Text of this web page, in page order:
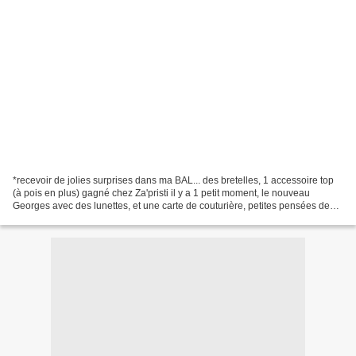
*recevoir de jolies surprises dans ma BAL... des bretelles, 1 accessoire top
(à pois en plus) gagné chez Za'pristi il y a 1 petit moment, le nouveau
Georges avec des lunettes, et une carte de couturière, petites pensées de